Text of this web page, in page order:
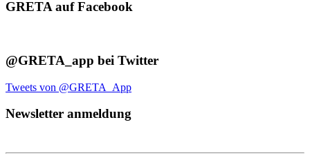
GRETA auf Facebook
@GRETA_app bei Twitter
Tweets von @GRETA_App
Newsletter anmeldung